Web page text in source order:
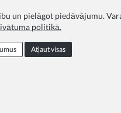
Piedāvājums izglītības
un pielāgot piedāvājumu.
politikā.
Atļaut visas